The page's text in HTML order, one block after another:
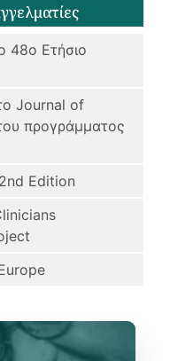
48ο Ετήσιο
Journal of
προγράμματος
Edition